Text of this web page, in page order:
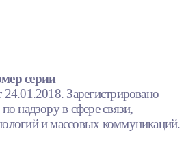
серии
Зарегистрировано
надзору в сфере связи,
и массовых коммуникаций.